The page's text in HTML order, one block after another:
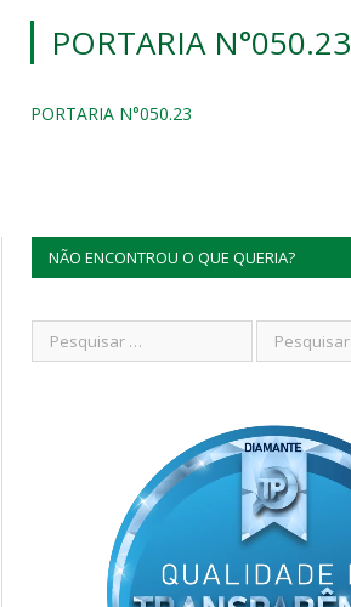
PORTARIA N°050.23
PORTARIA N°050.23
NÃO ENCONTROU O QUE QUERIA?